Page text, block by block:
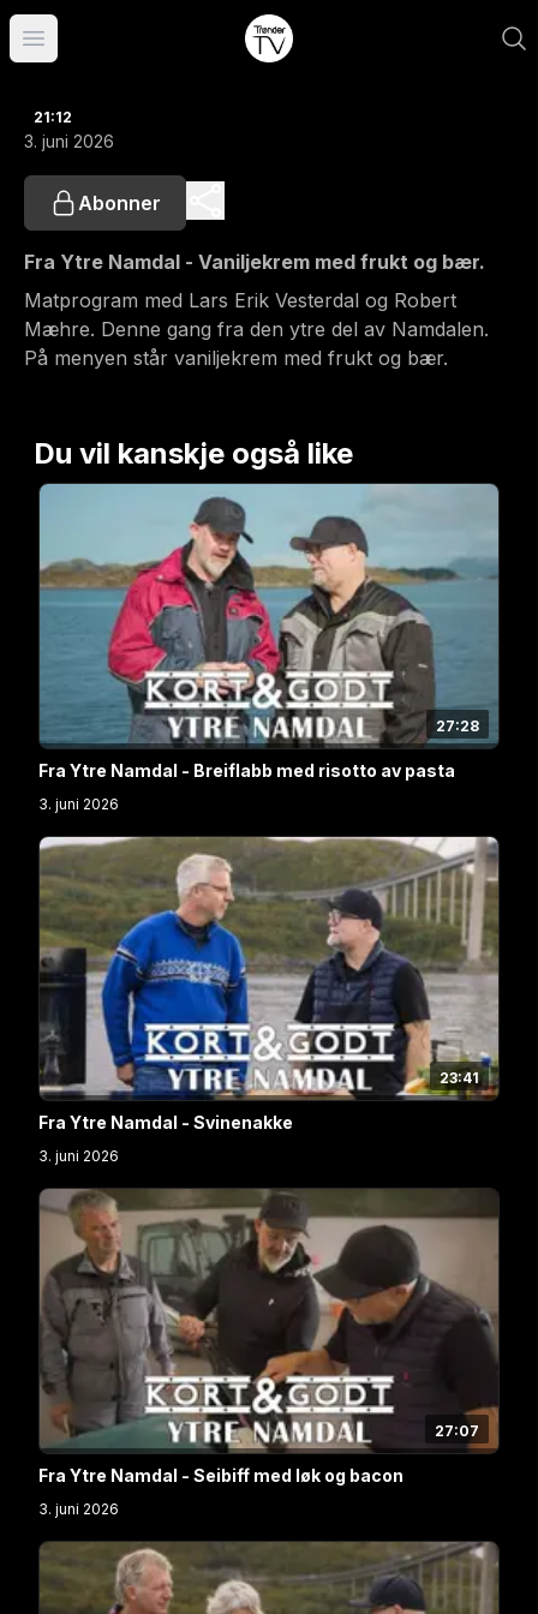
Åpne hovedmeny
21:12
3. juni 2026
Abonner
Fra Ytre Namdal - Vaniljekrem med frukt og bær.
Matprogram med Lars Erik Vesterdal og Robert
Mæhre. Denne gang fra den ytre del av Namdalen.
På menyen står vaniljekrem med frukt og bær.
Du vil kanskje også like
27:28
Fra Ytre Namdal - Breiflabb med risotto av pasta
3. juni 2026
23:41
Fra Ytre Namdal - Svinenakke
3. juni 2026
27:07
Fra Ytre Namdal - Seibiff med løk og bacon
3. juni 2026